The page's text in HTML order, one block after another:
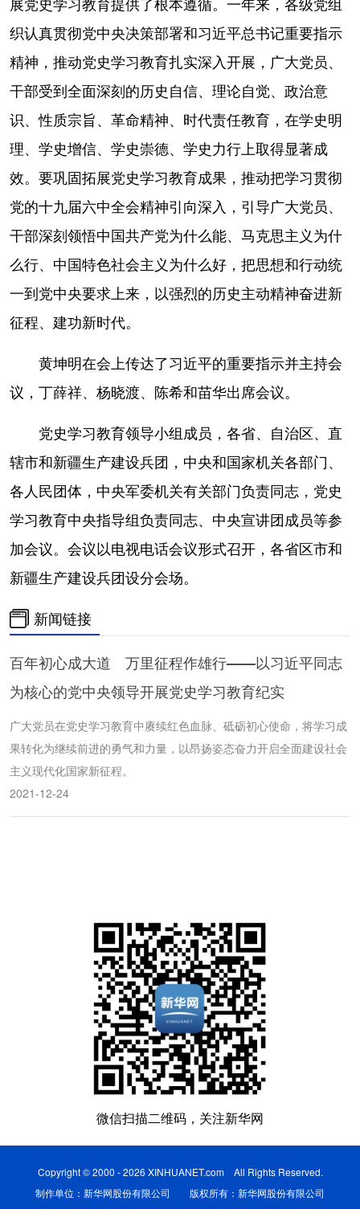
织认真贯彻党中央决策部署和习近平总书记重要指示
精神，推动党史学习教育扎实深入开展，广大党员、
干部受到全面深刻的历史自信、理论自觉、政治意
识、性质宗旨、革命精神、时代责任教育，在学史明
理、学史增信、学史崇德、学史力行上取得显著成
效。要巩固拓展党史学习教育成果，推动把学习贯彻
党的十九届六中全会精神引向深入，引导广大党员、
干部深刻领悟中国共产党为什么能、马克思主义为什
么行、中国特色社会主义为什么好，把思想和行动统
一到党中央要求上来，以强烈的历史主动精神奋进新
征程、建功新时代。
黄坤明在会上传达了习近平的重要指示并主持会
议，丁薛祥、杨晓渡、陈希和苗华出席会议。
党史学习教育领导小组成员，各省、自治区、直
辖市和新疆生产建设兵团，中央和国家机关各部门、
各人民团体，中央军委机关有关部门负责同志，党史
学习教育中央指导组负责同志、中央宣讲团成员等参
加会议。会议以电视电话会议形式召开，各省区市和
新疆生产建设兵团设分会场。
新闻链接
百年初心成大道 万里征程作雄行——以习近平同志
为核心的党中央领导开展党史学习教育纪实
广大党员在党史学习教育中赓续红色血脉、砥砺初心使命，将学习成
果转化为继续前进的勇气和力量，以昂扬姿态奋力开启全面建设社会
主义现代化国家新征程。
2021-12-24
微信扫描二维码，关注新华网
Copyright © 2000 - 2026 XINHUANET.com All Rights Reserved.
制作单位：新华网股份有限公司 版权所有：新华网股份有限公司